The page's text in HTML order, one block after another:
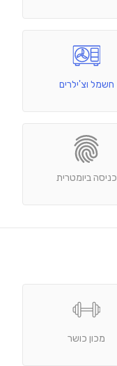
חשמל וצ'ילרים
כניסה ביומטרית
מכון כושר